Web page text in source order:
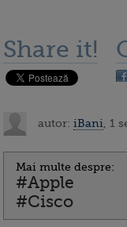
Share it!
autor: iBani , 1
Mai multe despre:
#Apple
#Cisco